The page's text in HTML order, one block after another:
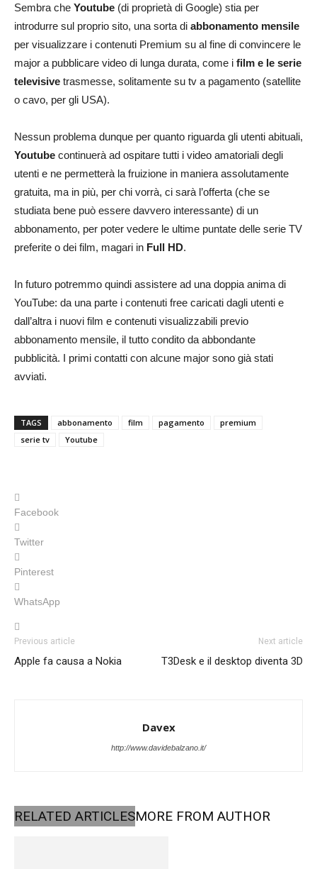
Sembra che Youtube (di proprietà di Google) stia per
introdurre sul proprio sito, una sorta di abbonamento mensile
per visualizzare i contenuti Premium su al fine di convincere le
major a pubblicare video di lunga durata, come i film e le serie
televisive trasmesse, solitamente su tv a pagamento (satellite
o cavo, per gli USA).
Nessun problema dunque per quanto riguarda gli utenti abituali,
Youtube continuerà ad ospitare tutti i video amatoriali degli
utenti e ne permetterà la fruizione in maniera assolutamente
gratuita, ma in più, per chi vorrà, ci sarà l’offerta (che se
studiata bene può essere davvero interessante) di un
abbonamento, per poter vedere le ultime puntate delle serie TV
preferite o dei film, magari in Full HD.
In futuro potremmo quindi assistere ad una doppia anima di
YouTube: da una parte i contenuti free caricati dagli utenti e
dall’altra i nuovi film e contenuti visualizzabili previo
abbonamento mensile, il tutto condito da abbondante
pubblicità. I primi contatti con alcune major sono già stati
avviati.
TAGS abbonamento film pagamento
premium
serie tv
Youtube
Facebook
Twitter
Pinterest
WhatsApp
Previous article
Apple fa causa a Nokia
Next article
T3Desk e il desktop diventa 3D
Davex
http://www.davidebalzano.it/
RELATED ARTICLESMORE FROM AUTHOR